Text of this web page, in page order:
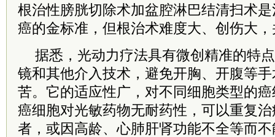
根治性膀胱切除术加盆腔淋巴结清扫术
癌的金标准，但根治术难度大、创伤大
据悉，光动力疗法具有微创精准的特
镜和其他介入技术，避免开胸、开腹等
苦。它的适应性广，对不同细胞类型的
癌细胞对光敏药物无耐药性，可以重复
者，或因高龄、心肺肝肾功能不全等而